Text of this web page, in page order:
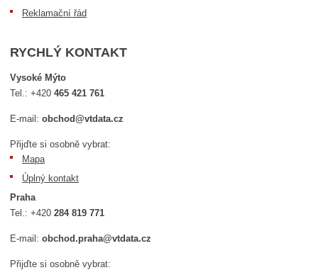
Reklamační řád
RYCHLÝ KONTAKT
Vysoké Mýto
Tel.:+420465 421 761
E-mail:obchod@vtdata.cz
Přijďte si osobně vybrat:
Mapa
Úplný kontakt
Praha
Tel.:+420284 819 771
E-mail:obchod.praha@vtdata.cz
Přijďte si osobně vybrat: